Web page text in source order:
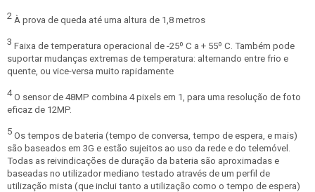
2 À prova de queda até uma altura de 1,8 metros
3 Faixa de temperatura operacional de -25º C a + 55º C. Também pode
suportar mudanças extremas de temperatura: alternando entre frio e
quente, ou vice-versa muito rapidamente
4O sensor de 48MP combina 4 pixels em 1, para uma resolução de foto
eficaz de 12MP.
5 Os tempos de bateria (tempo de conversa, tempo de espera, e mais)
são baseados em 3G e estão sujeitos ao uso da rede e do telemóvel.
Todas as reivindicações de duração da bateria são aproximadas e
baseadas no utilizador mediano testado através de um perfil de
utilização mista (que inclui tanto a utilização como o tempo de espera)